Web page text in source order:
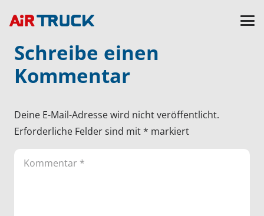
Schreibe einen
Kommentar
Deine E-Mail-Adresse wird nicht veröffentlicht.
Erforderliche Felder sind mit* markiert